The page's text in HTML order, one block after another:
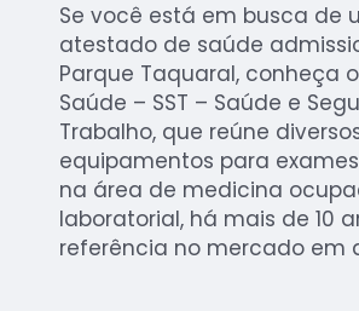
Se você está em busca de
atestado de saúde
Parque Taquaral, conheça
Saúde – SST – Saúde e
Trabalho, que reúne
equipamentos para
na área de medicina
laboratorial, há mais de 10
referência no mercado em